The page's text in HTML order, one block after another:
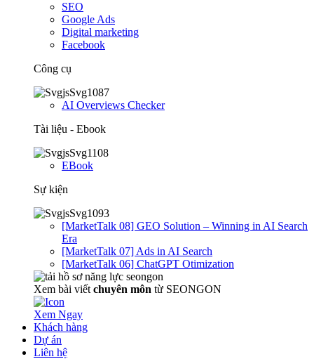
SEO
Google Ads
Digital marketing
Facebook
Công cụ
AI Overviews Checker
Tài liệu - Ebook
EBook
Sự kiện
[MarketTalk 08] GEO Solution – Winning in AI Search
Era
[MarketTalk 07] Ads in AI Search
[MarketTalk 06] ChatGPT Otimization
Xem bài viết chuyên môn từ SEONGON
Xem Ngay
Khách hàng
Dự án
Liên hệ